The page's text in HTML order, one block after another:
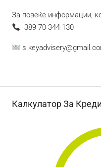
За повеќе информации,
389 70 344 130
Калкулатор За